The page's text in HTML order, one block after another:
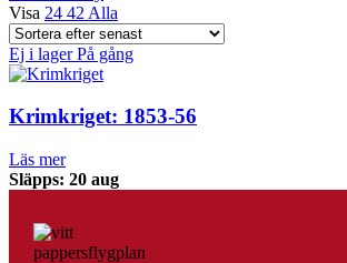
Visa 24 42 Alla
Ej i lager På gång
Krimkriget: 1853-56
Läs mer
Släpps: 20 aug